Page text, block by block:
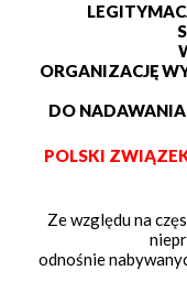
ORGANIZACJĘ
DO
POLSKI
Ze względu na
odnośnie